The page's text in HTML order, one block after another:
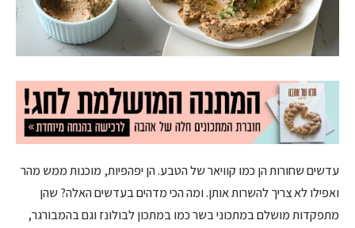
עדשים שחורות הן כמו קוויאר של הטבע. הן יפהפיות, מוכנות ממש מהר
ואפילו לא צריך להשרות אותן. ומה הכי מדהים בעדשים האלה? שהן
מתפקדות מושלם במתכוני בשר כמו במתכון לבולונז וגם בהמבורגר,